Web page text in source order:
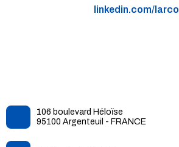
linkedin.com/larco
106 boulevard Héloïse
95100 Argenteuil - FRANCE